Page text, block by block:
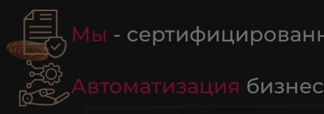
Мы -
Автоматизация